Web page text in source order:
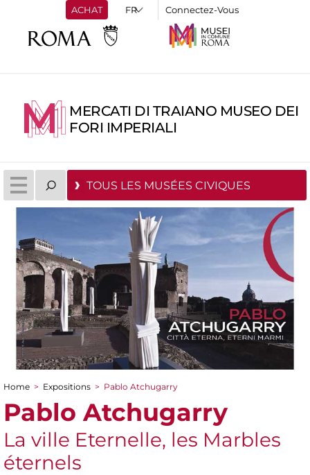
ACHAT Connectez-Vous
MERCATI DI TRAIANO MUSEO DEI
FORI IMPERIALI
TOUS LES MUSÉES CIVIQUES
You are here
Home > Expositions > Pablo Atchugarry
Pablo Atchugarry
La ville Eternelle, les Marbles
éternels